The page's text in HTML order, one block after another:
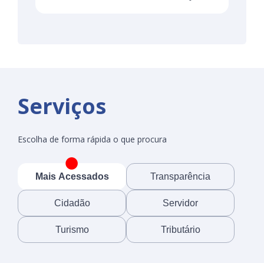
Serviços
Escolha de forma rápida o que procura
Mais Acessados Transparência
Cidadão Servidor
Turismo Tributário